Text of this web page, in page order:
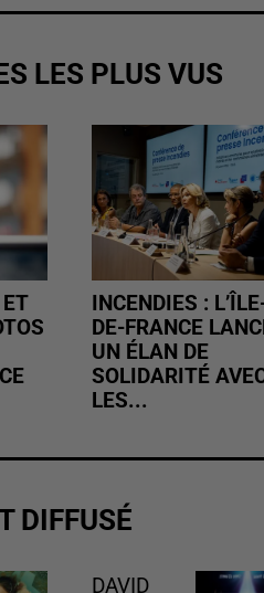
LES PLUS VUS
ET
INCENDIES :
DE-FRANCE
UN ÉLAN DE
SOLIDARITÉ
LES...
DIFFUSÉ
DAVID